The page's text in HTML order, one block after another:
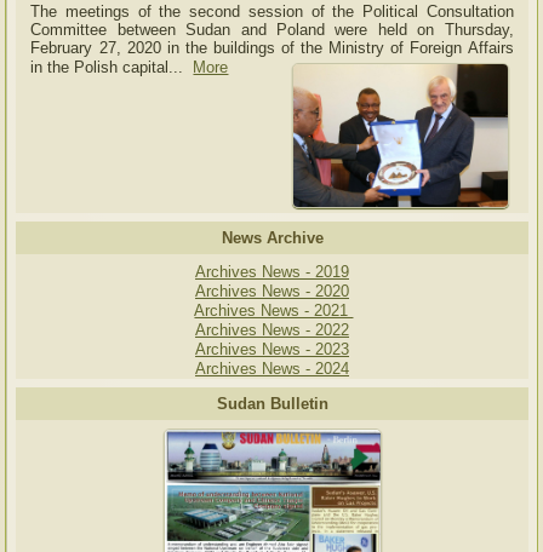
The meetings of the second session of the Political Consultation
Committee between Sudan and Poland were held on Thursday,
February 27, 2020 in the buildings of the Ministry of Foreign Affairs
in the Polish capital.
More
News Archive
Archives News - 2019
Archives News - 2020
Archives News - 2021
Archives News - 2022
Archives News - 2023
Archives News - 2024
Sudan Bulletin